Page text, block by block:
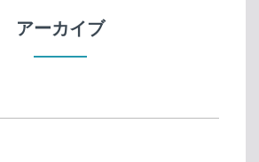
アーカイブ